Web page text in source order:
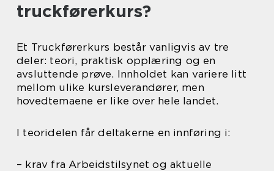
truckførerkurs?
Et Truckførerkurs består vanligvis av tre
deler: teori, praktisk opplæring og en
avsluttende prøve. Innholdet kan variere litt
mellom ulike kursleverandører, men
hovedtemaene er like over hele landet.
I teoridelen får deltakerne en innføring i:
– krav fra Arbeidstilsynet og aktuelle